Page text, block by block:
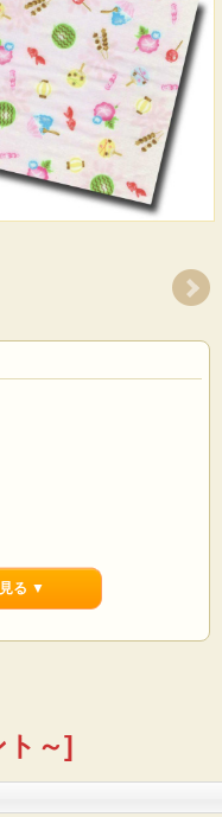
いい素材です。
です。
く、
る ▼
～]